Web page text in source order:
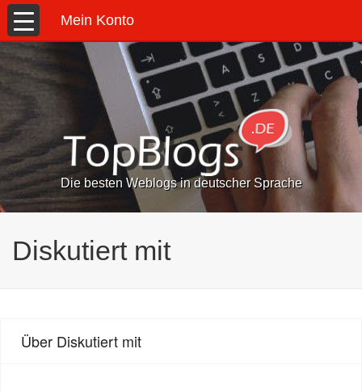
Mein Konto
Die besten Weblogs in deutscher Sprache
Diskutiert mit
Über Diskutiert mit